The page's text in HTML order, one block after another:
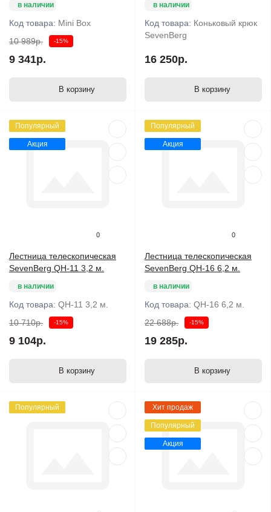
в наличии
Код товара: Mini Box
10 989р.
-15%
9 341р.
В корзину
в наличии
Код товара: Коньковый крюк
SevenBerg
16 250р.
В корзину
Популярный
Акция
0
Лестница телескопическая
SevenBerg QH-11 3,2 м.
в наличии
Код товара: QH-11 3,2 м.
10 710р.
-15%
9 104р.
В корзину
Популярный
Акция
0
Лестница телескопическая
SevenBerg QH-16 6,2 м.
в наличии
Код товара: QH-16 6,2 м.
22 688р.
-15%
19 285р.
В корзину
Популярный Хит продаж
Популярный
Акция